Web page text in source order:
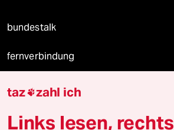
bundestalk
fernverbindung
klima update°
Mauerecho
taz zahl ich
Links lesen, rechts